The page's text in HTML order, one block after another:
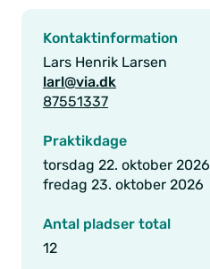
Kontaktinformation
Lars Henrik Larsen
larl@via.dk
87551337
Praktikdage
torsdag 22. oktober 2026
fredag 23. oktober 2026
Antal pladser total
12